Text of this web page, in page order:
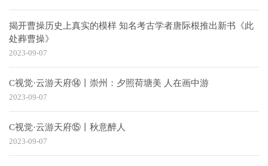
揭开曹操历史上真实的模样 知名考古学者唐际根推出新书《此
处葬曹操》
2023-09-07
C视觉·云游天府⑭丨崇州：夕照荷塘美 人在画中游
2023-09-07
C视觉·云游天府⑮丨秋意醉人
2023-09-07